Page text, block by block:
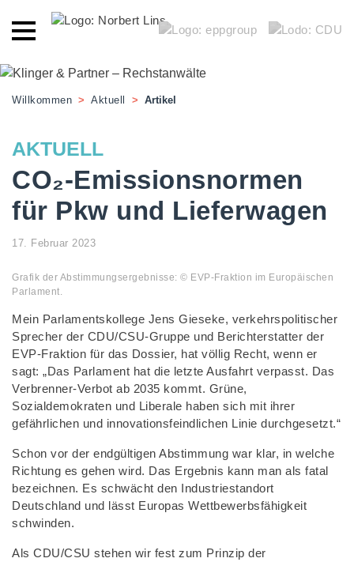
Willkommen > Aktuell > Artikel
AKTUELL
CO₂-Emissionsnormen
für Pkw und Lieferwagen
17. Februar 2023
Grafik der Abstimmungsergebnisse: © EVP-Fraktion im Europäischen
Parlament.
Mein Parlamentskollege Jens Gieseke, verkehrspolitischer
Sprecher der CDU/CSU-Gruppe und Berichterstatter der
EVP-Fraktion für das Dossier, hat völlig Recht, wenn er
sagt: „Das Parlament hat die letzte Ausfahrt verpasst. Das
Verbrenner-Verbot ab 2035 kommt. Grüne,
Sozialdemokraten und Liberale haben sich mit ihrer
gefährlichen und innovationsfeindlichen Linie durchgesetzt.“
Schon vor der endgültigen Abstimmung war klar, in welche
Richtung es gehen wird. Das Ergebnis kann man als fatal
bezeichnen. Es schwächt den Industriestandort
Deutschland und lässt Europas Wettbewerbsfähigkeit
schwinden.
Als CDU/CSU stehen wir fest zum Prinzip der